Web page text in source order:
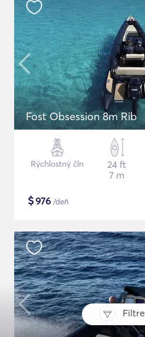
Filtre
Fost Obsession 8m Rib
Rýchlostný čln
24 ft
7 m
$976 /deň